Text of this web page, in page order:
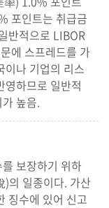
포인트는 취급금
반적으로 LIBOR
에 스프레드를 가
이나 기업의 리스
영하므로 일반적
높음.
보장하기 위하
의 일종이다. 가산
징수에 있어 신고